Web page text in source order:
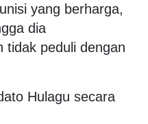
yang berharga,
dia
tidak peduli dengan
Hulagu secara